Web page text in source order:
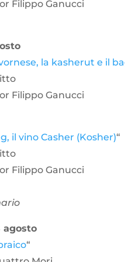
Filippo Ganucci
la kasherut e il
Filippo Ganucci
il vino Casher (Kosher)“
Filippo Ganucci
agosto
“